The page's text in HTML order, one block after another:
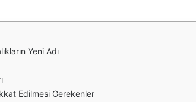
Yeni Adı
Edilmesi Gerekenler